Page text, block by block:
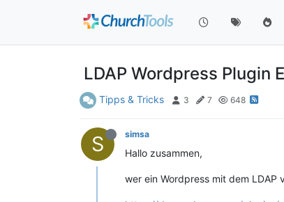
LDAP Wordpress Plugin
Tipps & Tricks 3 7 648
S simsa
Hallo zusammen,
wer ein Wordpress mit dem LDAP